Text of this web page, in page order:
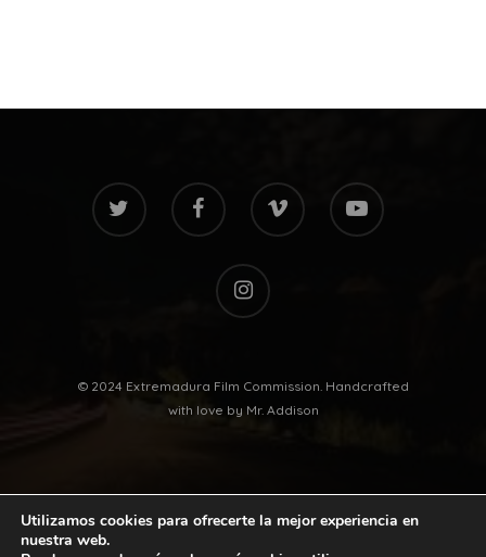
twitter facebook vimeo youtube
instagram
© 2024 Extremadura Film Commission. Handcrafted
with love by Mr. Addison
Utilizamos cookies para ofrecerte la mejor experiencia en
nuestra web.